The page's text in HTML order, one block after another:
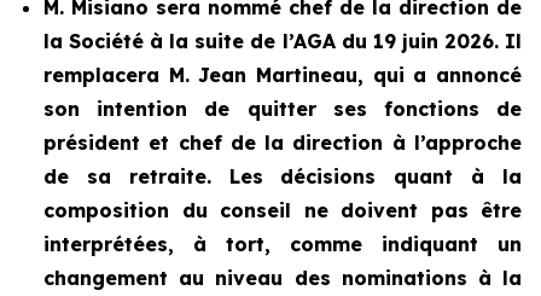
M. Misiano sera nommé chef de la direction de
la Société à la suite de l’AGA du 19 juin 2026. Il
remplacera M. Jean Martineau, qui a annoncé
son intention de quitter ses fonctions de
président et chef de la direction à l’approche
de sa retraite. Les décisions quant à la
composition du conseil ne doivent pas être
interprétées, à tort, comme indiquant un
changement au niveau des nominations à la